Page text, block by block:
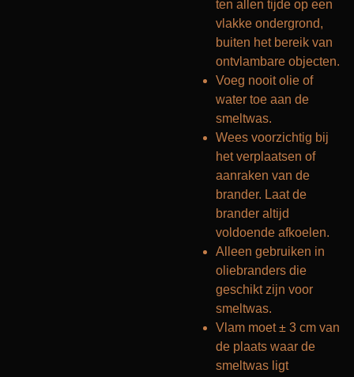
ten allen tijde op een
vlakke ondergrond,
buiten het bereik van
ontvlambare objecten.
Voeg nooit olie of
water toe aan de
smeltwas.
Wees voorzichtig bij
het verplaatsen of
aanraken van de
brander. Laat de
brander altijd
voldoende afkoelen.
Alleen gebruiken in
oliebranders die
geschikt zijn voor
smeltwas.
Vlam moet ± 3 cm van
de plaats waar de
smeltwas ligt